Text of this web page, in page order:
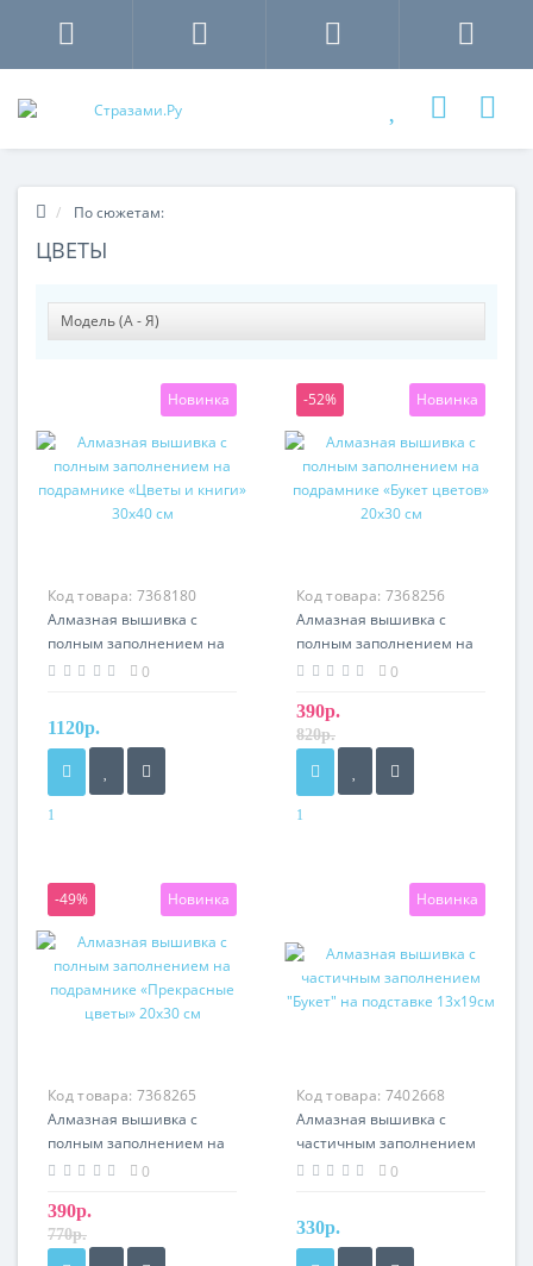
По сюжетам:
ЦВЕТЫ
Новинка
Код товара: 7368180
Алмазная вышивка с
полным заполнением на
подрамнике «Цветы и
0
1120р.
1
-52% Новинка
Код товара: 7368256
Алмазная вышивка с
полным заполнением на
подрамнике «Букет
0
390р.
820р.
1
-49% Новинка
Код товара: 7368265
Алмазная вышивка с
полным заполнением на
подрамнике «Прекрасные
0
390р.
770р.
Новинка
Код товара: 7402668
Алмазная вышивка с
частичным заполнением
"Букет" на подставке
0
330р.